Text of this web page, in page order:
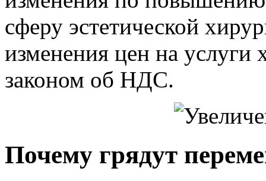
сферу эстетической
изменения цен на услуги
законом об НДС.
Почему грядут